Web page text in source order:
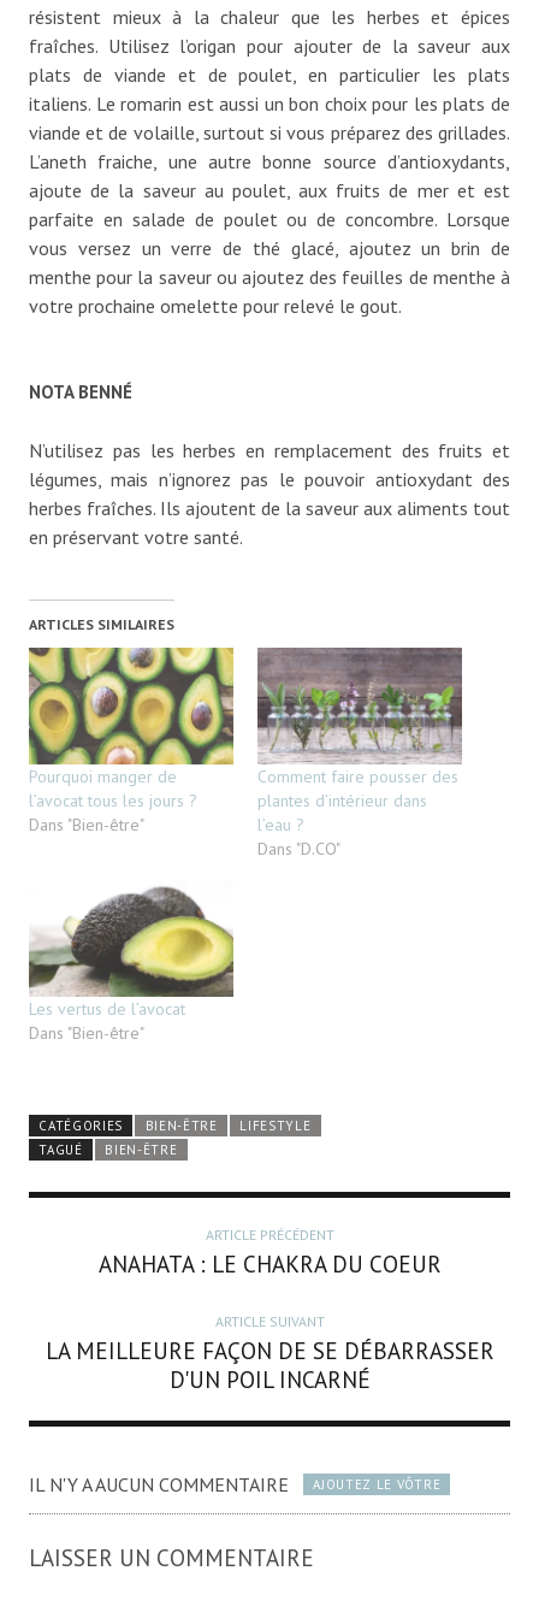
résistent mieux à la chaleur que les herbes et épices
fraîches. Utilisez l’origan pour ajouter de la saveur aux
plats de viande et de poulet, en particulier les plats
italiens. Le romarin est aussi un bon choix pour les plats de
viande et de volaille, surtout si vous préparez des grillades.
L’aneth fraiche, une autre bonne source d’antioxydants,
ajoute de la saveur au poulet, aux fruits de mer et est
parfaite en salade de poulet ou de concombre. Lorsque
vous versez un verre de thé glacé, ajoutez un brin de
menthe pour la saveur ou ajoutez des feuilles de menthe à
votre prochaine omelette pour relevé le gout.
NOTA BENNÉ
N’utilisez pas les herbes en remplacement des fruits et
légumes, mais n’ignorez pas le pouvoir antioxydant des
herbes fraîches. Ils ajoutent de la saveur aux aliments tout
en préservant votre santé.
ARTICLES SIMILAIRES
Pourquoi manger de
l’avocat tous les jours ?
Dans "Bien-être"
Comment faire pousser des
plantes d’intérieur dans
l’eau ?
Dans "D.CO"
Les vertus de l’avocat
Dans "Bien-être"
CATÉGORIES BIEN-ÊTRE
LIFESTYLE
TAGUÉ
BIEN-ÊTRE
ARTICLE PRÉCÉDENT
ANAHATA : LE CHAKRA DU COEUR
ARTICLE SUIVANT
LA MEILLEURE FAÇON DE SE DÉBARRASSER
D'UN POIL INCARNÉ
IL N'Y A AUCUN COMMENTAIRE AJOUTEZ LE VÔTRE
LAISSER UN COMMENTAIRE